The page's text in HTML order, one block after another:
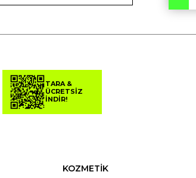
TARA &
ÜCRETSİZ
İNDİR!
KOZMETİK